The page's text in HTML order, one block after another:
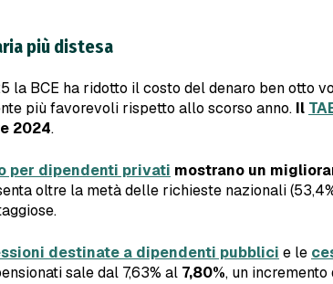
più distesa
la BCE ha ridotto il costo del denaro ben otto
più favorevoli rispetto allo scorso anno. Il
2024.
per dipendenti privati mostrano un
oltre la metà delle richieste nazionali
destinate a dipendenti pubblici e le
sale dal 7,63% al 7,80%, un